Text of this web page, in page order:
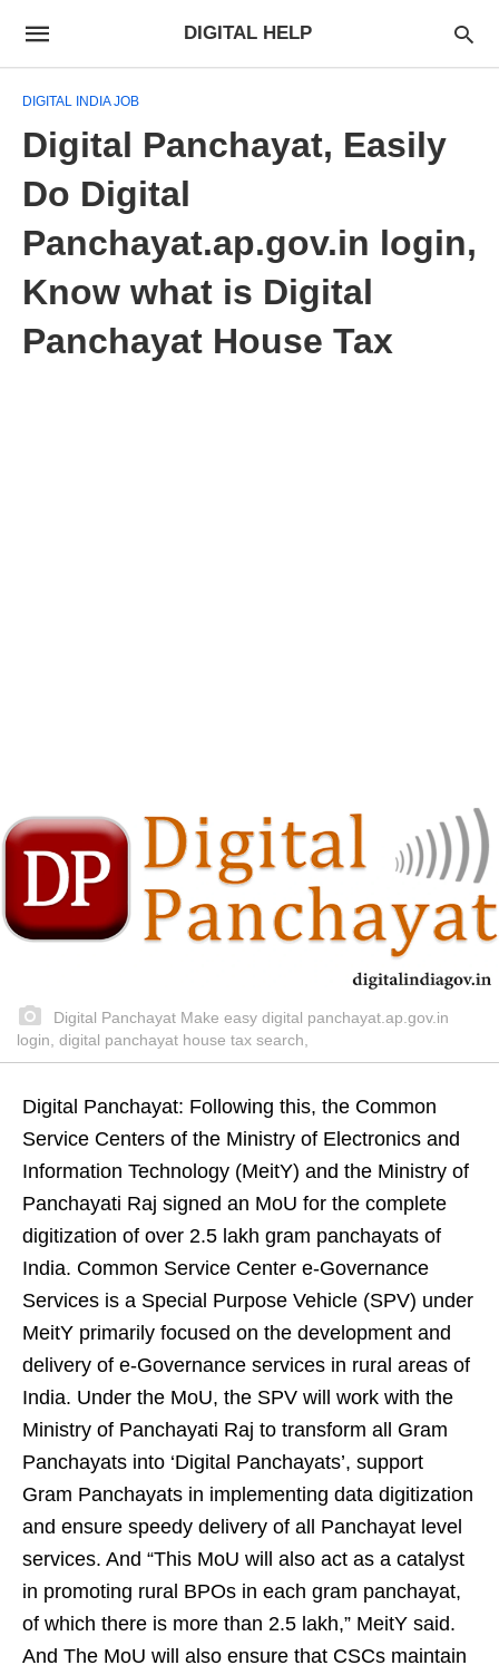
DIGITAL HELP
DIGITAL INDIA JOB
Digital Panchayat, Easily
Do Digital
Panchayat.ap.gov.in login,
Know what is Digital
Panchayat House Tax
Digital Panchayat Make easy digital panchayat.ap.gov.in
login, digital panchayat house tax search,
Digital Panchayat: Following this, the Common
Service Centers of the Ministry of Electronics and
Information Technology (MeitY) and the Ministry of
Panchayati Raj signed an MoU for the complete
digitization of over 2.5 lakh gram panchayats of
India. Common Service Center e-Governance
Services is a Special Purpose Vehicle (SPV) under
MeitY primarily focused on the development and
delivery of e-Governance services in rural areas of
India. Under the MoU, the SPV will work with the
Ministry of Panchayati Raj to transform all Gram
Panchayats into ‘Digital Panchayats’, support
Gram Panchayats in implementing data digitization
and ensure speedy delivery of all Panchayat level
services. And “This MoU will also act as a catalyst
in promoting rural BPOs in each gram panchayat,
of which there is more than 2.5 lakh,” MeitY said.
And The MoU will also ensure that CSCs maintain